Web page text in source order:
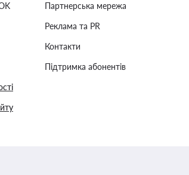
Партнерська мережа
Реклама та PR
Контакти
Підтримка абонентів